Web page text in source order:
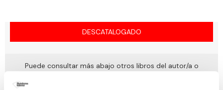
DESCATALOGADO
Puede consultar más abajo otros libros del autor/a o